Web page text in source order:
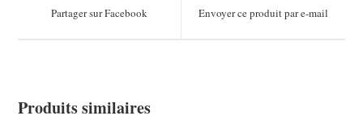
new
Partager sur Facebook
new
Envoyer ce produit par e-mail
Produits similaires